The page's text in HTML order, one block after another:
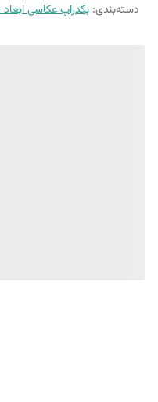
دسته‌بندی: بکدراپ عکاسی ابعاد 60 در 60 - نیروانا